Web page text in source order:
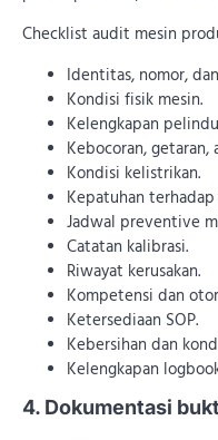
Checklist audit mesin
Identitas, nomor,
Kondisi fisik mesin.
Kelengkapan
Kebocoran, getaran,
Kondisi kelistrikan.
Kepatuhan
Jadwal preventive
Catatan kalibrasi.
Riwayat kerusakan.
Kompetensi dan
Ketersediaan SOP.
Kebersihan dan
Kelengkapan
4. Dokumentasi